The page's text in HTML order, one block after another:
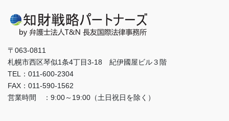
〒063-0811
札幌市西区琴似1条4丁目3-18 紀伊國屋ビル３階
TEL：011-600-2304
FAX：011-590-1562
営業時間 ：9:00～19:00（土日祝日を除く）